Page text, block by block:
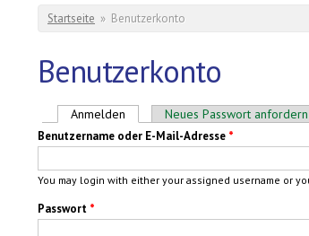
Sie sind hier
Startseite » Benutzerkonto
Benutzerkonto
Haupt-Reiter
Anmelden (aktiver Reiter)
Neues Passwort anfordern
Benutzername oder E-Mail-Adresse *
You may login with either your assigned username or
Passwort *